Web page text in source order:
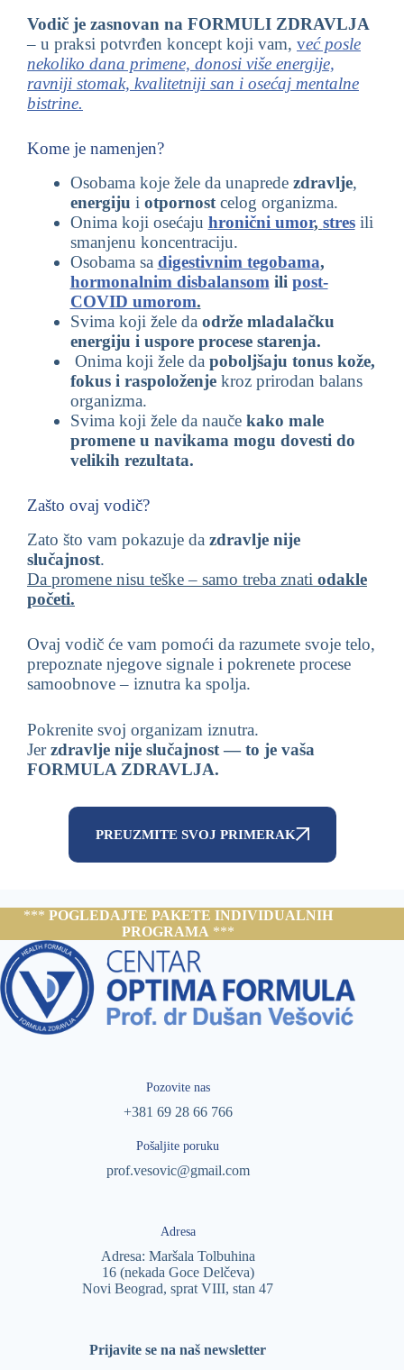
Vodič je zasnovan na FORMULI ZDRAVLJA
– u praksi potvrđen koncept koji vam, već posle
nekoliko dana primene, donosi više energije,
ravniji stomak, kvalitetniji san i osećaj mentalne
bistrine.
Kome je namenjen?
Osobama koje žele da unaprede zdravlje,
energiju i otpornostcelog organizma.
Onima koji osećaju hronični umor, stresili
smanjenu koncentraciju.
Osobama sa digestivnim tegobama,
hormonalnim disbalansom ili post-
COVID umorom.
Svima koji žele da održe mladalačku
energiju i uspore procese starenja.
Onima koji žele da poboljšaju tonus kože,
fokus i raspoloženjekroz prirodan balans
organizma.
Svima koji žele da nauče kako male
promene u navikama mogu dovesti do
velikih rezultata.
Zašto ovaj vodič?
Zato što vam pokazuje da zdravlje nije
slučajnost.
Da promene nisu teške – samo treba znati odakle
početi.
Ovaj vodič će vam pomoći da razumete svoje telo,
prepoznate njegove signale i pokrenete procese
samoobnove – iznutra ka spolja.
Pokrenite svoj organizam iznutra.
Jerzdravlje nije slučajnost — to je vaša
FORMULA ZDRAVLJA.
PREUZMITE SVOJ PRIMERAK
*** POGLEDAJTE PAKETE INDIVIDUALNIH
PROGRAMA ***
Pozovite nas
+381 69 28 66 766
Pošaljite poruku
prof.vesovic@gmail.com
Adresa
Adresa: Maršala Tolbuhina
16 (nekada Goce Delčeva)
Novi Beograd, sprat VIII, stan 47
Prijavite se na naš newsletter